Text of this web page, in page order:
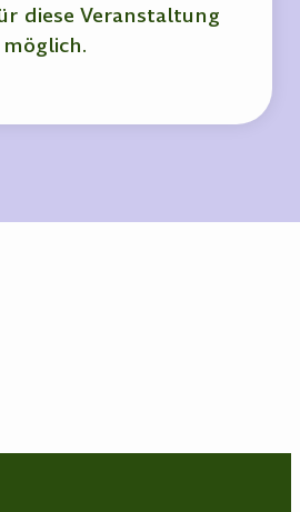
diese Veranstaltung